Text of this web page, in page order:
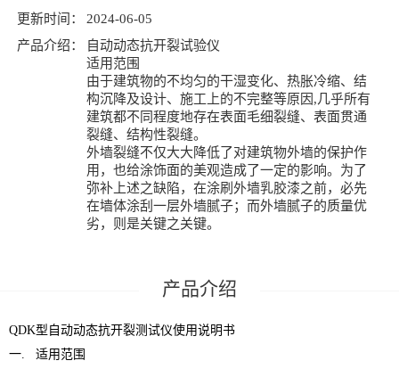
更新时间：
2024-06-05
产品介绍：
自动动态抗开裂试验仪
适用范围
由于建筑物的不均匀的干湿变化、热胀冷缩、结
构沉降及设计、施工上的不完整等原因,几乎所有
建筑都不同程度地存在表面毛细裂缝、表面贯通
裂缝、结构性裂缝。
外墙裂缝不仅大大降低了对建筑物外墙的保护作
用，也给涂饰面的美观造成了一定的影响。为了
弥补上述之缺陷，在涂刷外墙乳胶漆之前，必先
在墙体涂刮一层外墙腻子；而外墙腻子的质量优
劣，则是关键之关键。
QDK型自动动态抗开裂测试仪使用说明书
一. 适用范围